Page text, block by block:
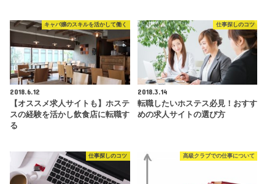
キャバ嬢のスキルを活かして働く
2018.6.12
【オススメ求人サイトも】ホステ
スの経験を活かし飲食店に転職す
る
仕事探しのコツ
2018.3.14
転職したいホステス必見！おすす
めの求人サイトの選び方
仕事探しのコツ 高級クラブでの仕事について